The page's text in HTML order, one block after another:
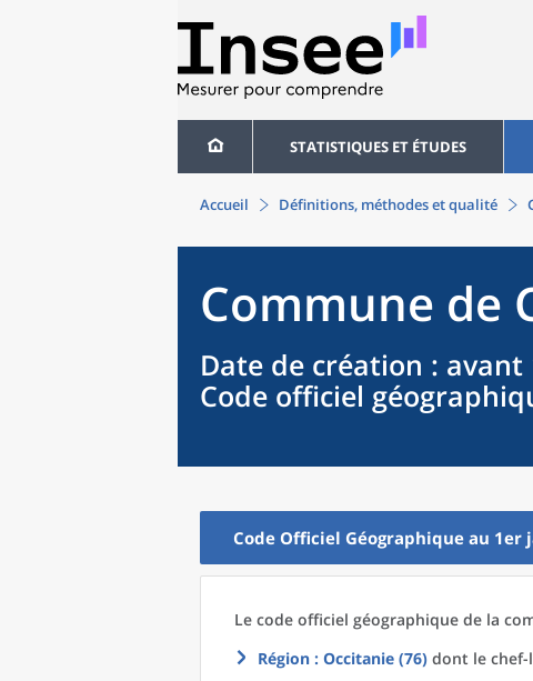
STATISTIQUES ET ÉTUDES
Accueil Définitions, méthodes et qualité
Commune de
Date de création : avant
Code officiel
Code Officiel Géographique au 1er
Le code officiel géographique de la
Région : Occitanie (76) dont le chef-